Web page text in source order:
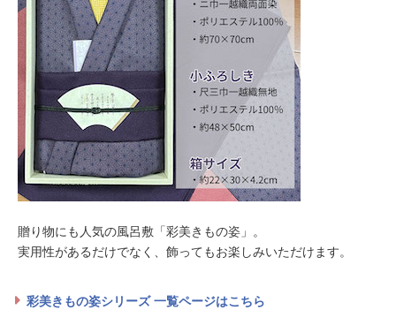
贈り物にも人気の風呂敷「彩美きもの姿」。
実用性があるだけでなく、飾ってもお楽しみいただけます。
彩美きもの姿シリーズ 一覧ページはこちら